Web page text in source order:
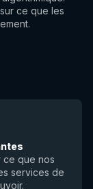
ce que les
ce que nos
services de